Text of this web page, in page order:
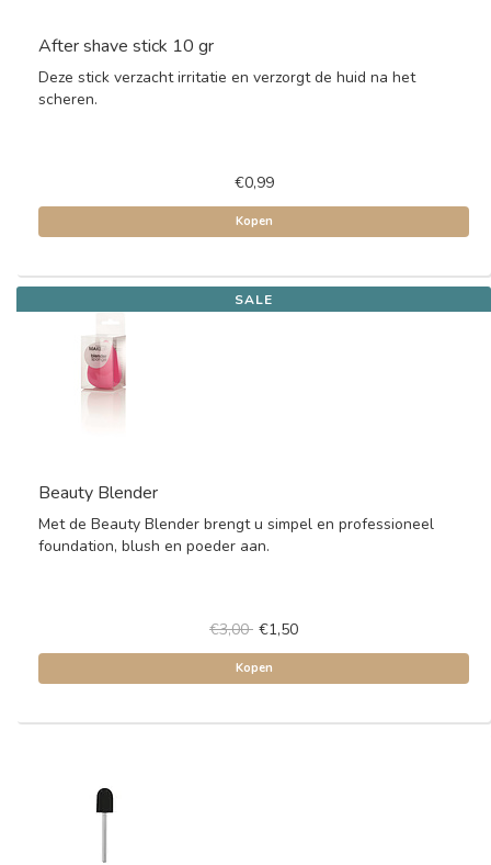
After shave stick 10 gr
Deze stick verzacht irritatie en verzorgt de huid na het
scheren.
€0,99
Kopen
SALE
Beauty Blender
Met de Beauty Blender brengt u simpel en professioneel
foundation, blush en poeder aan.
€3,00 €1,50
Kopen